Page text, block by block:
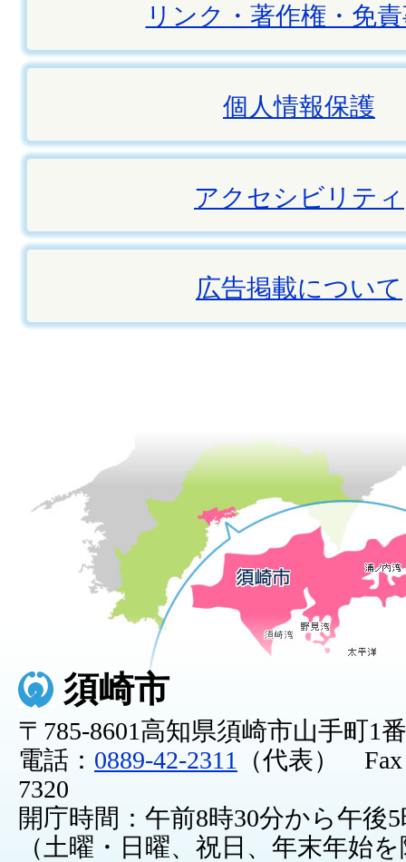
リンク・著作権・免
個人情報保護
アクセシビリティ
広告掲載について
須崎市
〒785-8601高知県須崎市山手町1
電話： 0889-42-2311
（代表） Fax
7320
開庁時間：午前8時30分から午後
（土曜・日曜、祝日、年末年始